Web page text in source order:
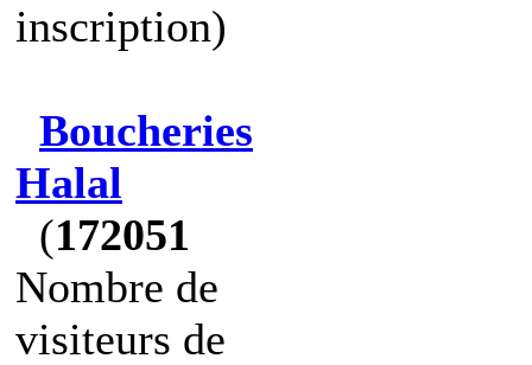
inscription)
Boucheries
Halal
(172051
Nombre de
visiteurs de